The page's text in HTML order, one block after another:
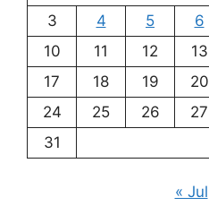
3
4 5 6
10
11 12 13
17
18 19 20
24
25 26 27
31
« Jul